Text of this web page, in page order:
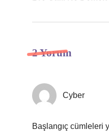
2 Yorum
Cyber
Başlangıç cümleleri